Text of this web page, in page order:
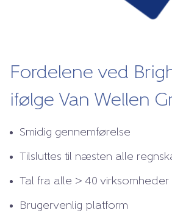
Fordelene ved
ifølge Van Wellen
Smidig gennemførelse
Tilsluttes til næsten alle
Tal fra alle > 40
Brugervenlig platform